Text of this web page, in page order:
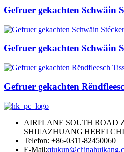
Gefruer gekachten Schwäin
Gefruer gekachten Schwäin
Gefruer gekachten
AIRPLANE SOUTH ROAD
SHIJIAZHUANG HEBEI
Telefon: +86-0311-82450060
E-Mail: